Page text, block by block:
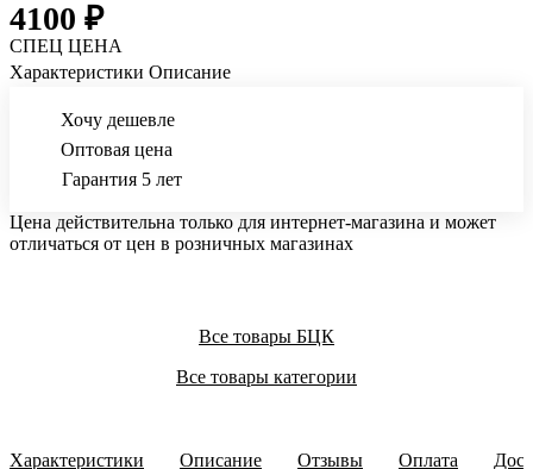
4100 ₽
СПЕЦ ЦЕНА
Характеристики Описание
Хочу дешевле
Оптовая цена
Гарантия 5 лет
Цена действительна только для интернет-магазина и может
отличаться от цен в розничных магазинах
Все товары БЦК
Все товары категории
Характеристики Описание Отзывы Оплата